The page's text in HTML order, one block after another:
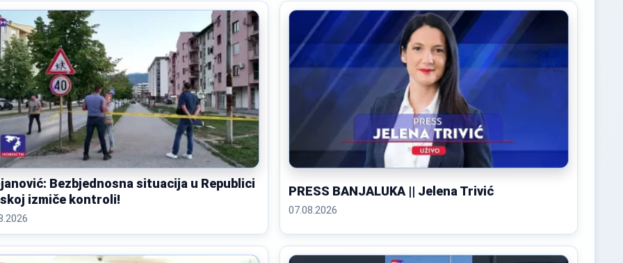
Bezbjednosna situacija u Republici
izmiče kontroli!
PRESS BANJALUKA || Jelena Trivić
07.08.2026